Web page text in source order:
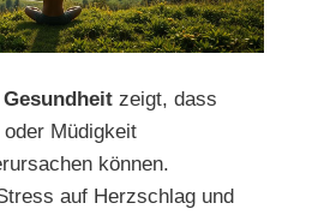
zeigt, dass
Müdigkeit
können.
auf Herzschlag und